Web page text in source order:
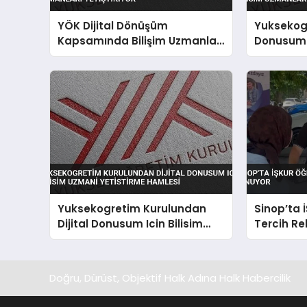
YÖK Dijital Dönüşüm
Kapsamında Bilişim Uzmanları
Yetiştiriyor
Yuksekogretim Kurulundan
Dijital Donusum Icin Bilisim
Uzmani Yetistirme Hamlesi
Sinop’ta
Tercih
Doğru, Dürüst, Objektif Halk Adına Halk Habercilik